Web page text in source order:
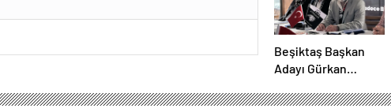
Beşiktaş Başkan
Adayı Gürkan
projelerini anlattı